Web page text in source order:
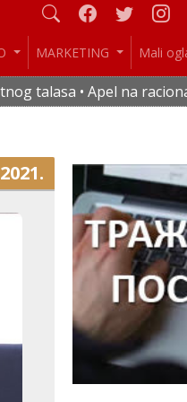
MARKETING Mali
• Apel na racionalnu